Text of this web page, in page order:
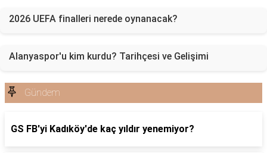
2026 UEFA finalleri nerede oynanacak?
Alanyaspor'u kim kurdu? Tarihçesi ve Gelişimi
Gündem
GS FB'yi Kadıköy'de kaç yıldır yenemiyor?